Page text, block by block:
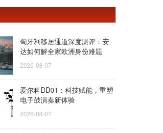
匈牙利移居通道深度测评：安
达如何解全家欧洲身份难题
2026-08-07
爱尔科DD01：科技赋能，重塑
电子鼓演奏新体验
2026-08-07